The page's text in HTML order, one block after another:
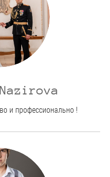
и профессионально !